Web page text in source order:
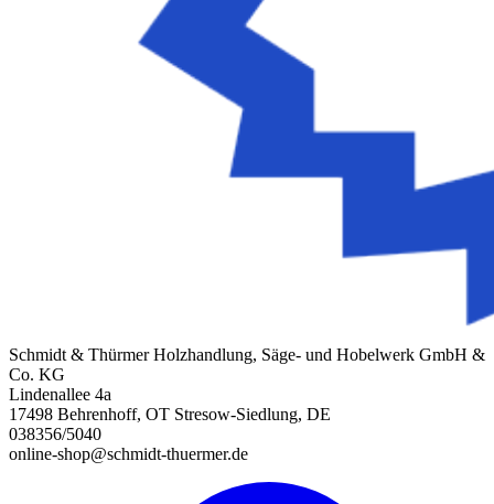
Schmidt & Thürmer Holzhandlung, Säge- und Hobelwerk GmbH &
Co. KG
Lindenallee 4a
17498 Behrenhoff, OT Stresow-Siedlung, DE
038356/5040
online-shop@schmidt-thuermer.de